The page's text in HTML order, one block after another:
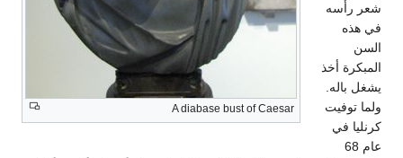
A diabase bust of Caesar
شعر رأسه
في هذه
السن
المبكرة أخذ
يشغل باله.
ولما توفيت
كرنليا في
عام 68